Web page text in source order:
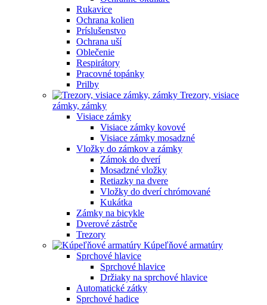
Rukavice
Ochrana kolien
Príslušenstvo
Ochrana uší
Oblečenie
Respirátory
Pracovné topánky
Prilby
Trezory, visiace
zámky, zámky
Visiace zámky
Visiace zámky kovové
Visiace zámky mosadzné
Vložky do zámkov a zámky
Zámok do dverí
Mosadzné vložky
Retiazky na dvere
Vložky do dverí chrómované
Kukátka
Zámky na bicykle
Dverové zástrče
Trezory
Kúpeľňové armatúry
Sprchové hlavice
Sprchové hlavice
Držiaky na sprchové hlavice
Automatické zátky
Sprchové hadice